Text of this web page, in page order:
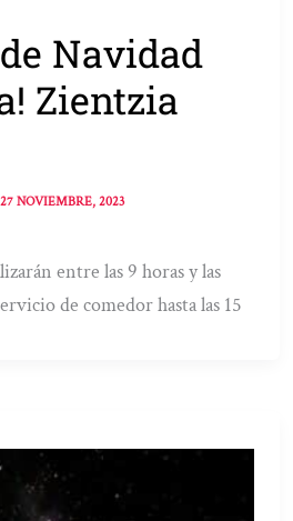
Navidad
Zientzia
27 NOVIEMBRE, 2023
entre las 9 horas y las
de comedor hasta las 15